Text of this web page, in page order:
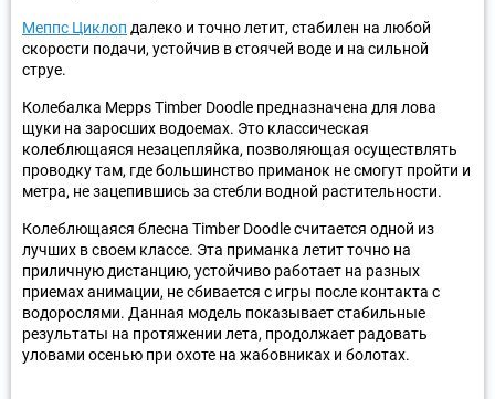
Меппс Циклоп далеко и точно летит, стабилен на любой
скорости подачи, устойчив в стоячей воде и на сильной
струе.
Колебалка Mepps Timber Doodle предназначена для лова
щуки на заросших водоемах. Это классическая
колеблющаяся незацепляйка, позволяющая осуществлять
проводку там, где большинство приманок не смогут пройти и
метра, не зацепившись за стебли водной растительности.
Колеблющаяся блесна Timber Doodle считается одной из
лучших в своем классе. Эта приманка летит точно на
приличную дистанцию, устойчиво работает на разных
приемах анимации, не сбивается с игры после контакта с
водорослями. Данная модель показывает стабильные
результаты на протяжении лета, продолжает радовать
уловами осенью при охоте на жабовниках и болотах.